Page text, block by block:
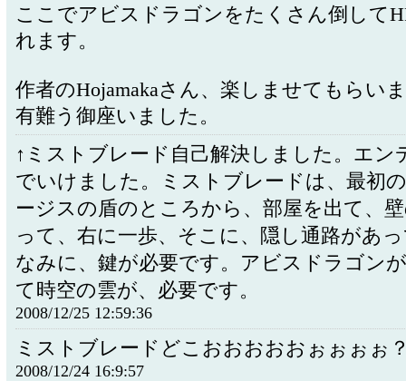
ここでアビスドラゴンをたくさん倒して
れます。
作者のHojamakaさん、楽しませてもらい
有難う御座いました。
↑ミストブレード自己解決しました。エン
でいけました。ミストブレードは、最初
ージスの盾のところから、部屋を出て、
って、右に一歩、そこに、隠し通路が
なみに、鍵が必要です。アビスドラゴン
て時空の雲が、必要です。
2008/12/25 12:59:36
ミストブレードどこおおおおおぉぉぉぉ
2008/12/24 16:9:57